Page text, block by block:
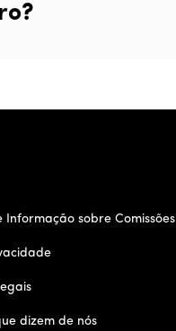
Informação sobre Comissões
dizem de nós